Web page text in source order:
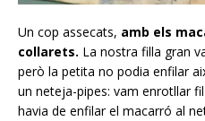
Un cop assecats, amb els
collarets. La nostra filla gran
però la petita no podia enfilar
un neteja-pipes: vam enrotllar
havia de enfilar el macarró al